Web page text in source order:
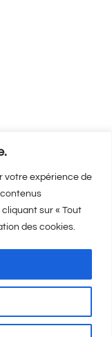
votre expérience de
sur « Tout
des cookies.
2026 | Visicod -